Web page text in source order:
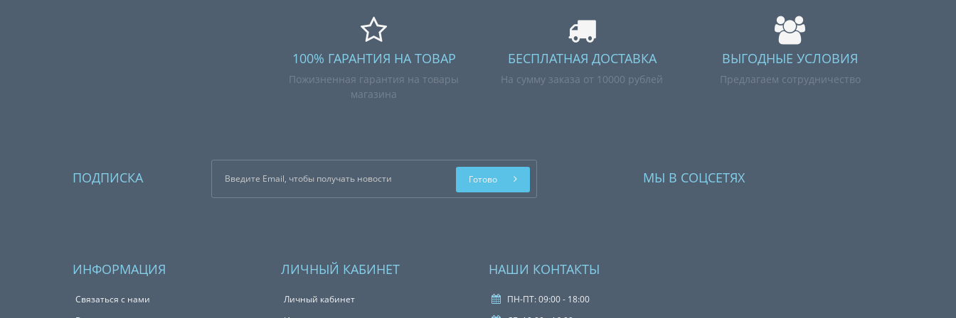
100% ГАРАНТИЯ НА ТОВАР
Пожизненная гарантия на товары
магазина
БЕСПЛАТНАЯ ДОСТАВКА
На сумму заказа от 10000 рублей
ВЫГОДНЫЕ УСЛОВИЯ
Предлагаем сотрудничество
ПОДПИСКА Готово МЫ В СОЦСЕТЯХ
ИНФОРМАЦИЯ
Связаться с нами
ЛИЧНЫЙ КАБИНЕТ
Личный кабинет
НАШИ КОНТАКТЫ
ПН-ПТ: 09:00 - 18:00